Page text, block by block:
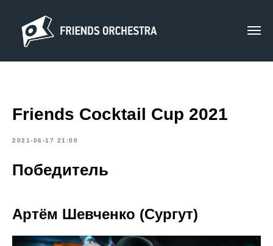
Friends Cocktail Cup 2021
2021-06-17 21:00
Победитель
Артём Шевченко (Сургут)